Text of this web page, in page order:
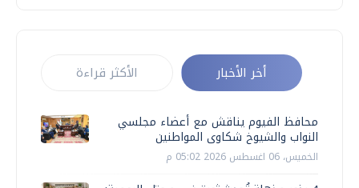
أخر الأخبار الأكثر قراءة
محافظ الفيوم يناقش مع أعضاء مجلسي
النواب والشيوخ شكاوى المواطنين
الخميس، 06 اغسطس 2026 05:02 م